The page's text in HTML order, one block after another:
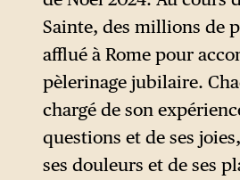
Sainte, des millions de
afflué à Rome pour
pèlerinage jubilaire.
chargé de son
questions et de ses
ses douleurs et de ses